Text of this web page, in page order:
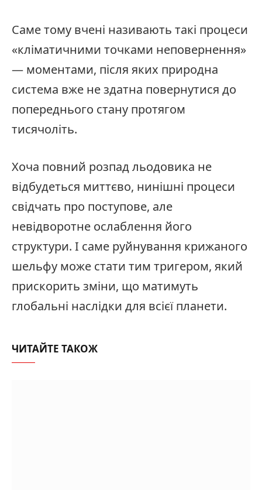
Саме тому вчені називають такі процеси
«кліматичними точками неповернення»
— моментами, після яких природна
система вже не здатна повернутися до
попереднього стану протягом
тисячоліть.
Хоча повний розпад льодовика не
відбудеться миттєво, нинішні процеси
свідчать про поступове, але
невідворотне ослаблення його
структури. І саме руйнування крижаного
шельфу може стати тим тригером, який
прискорить зміни, що матимуть
глобальні наслідки для всієї планети.
ЧИТАЙТЕ ТАКОЖ